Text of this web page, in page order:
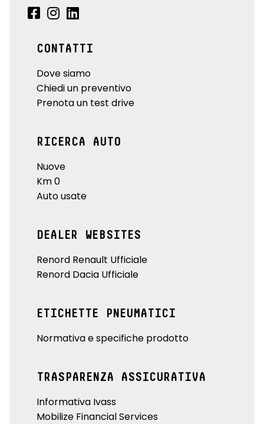
CONTATTI
Dove siamo
Chiedi un preventivo
Prenota un test drive
RICERCA AUTO
Nuove
Km 0
Auto usate
DEALER WEBSITES
Renord Renault Ufficiale
Renord Dacia Ufficiale
ETICHETTE PNEUMATICI
Normativa e specifiche prodotto
TRASPARENZA ASSICURATIVA
Informativa Ivass
Mobilize Financial Services